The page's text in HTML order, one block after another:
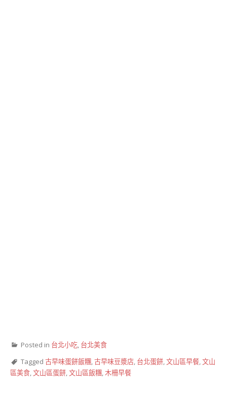
Posted in 台北小吃, 台北美食
Tagged 古早味蛋餅飯糰,古早味豆漿店, 台北蛋餅,文山區早餐,文山
區美食,文山區蛋餅,文山區飯糰,木柵早餐